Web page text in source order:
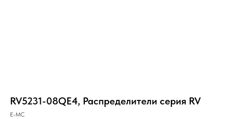
RV5231-08QE4, Распределители серия RV
E-MC